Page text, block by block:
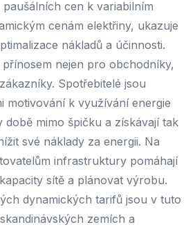
cen k variabilním
cenám elektřiny, ukazuje
nákladů a účinnosti.
nejen pro obchodníky,
Spotřebitelé jsou
motivování k využívání energie
mimo špičku a získávají tak
své náklady za energii. Na
infrastruktury pomáhají
sítě a plánovat výrobu.
dynamických tarifů jsou v tuto
zemích a